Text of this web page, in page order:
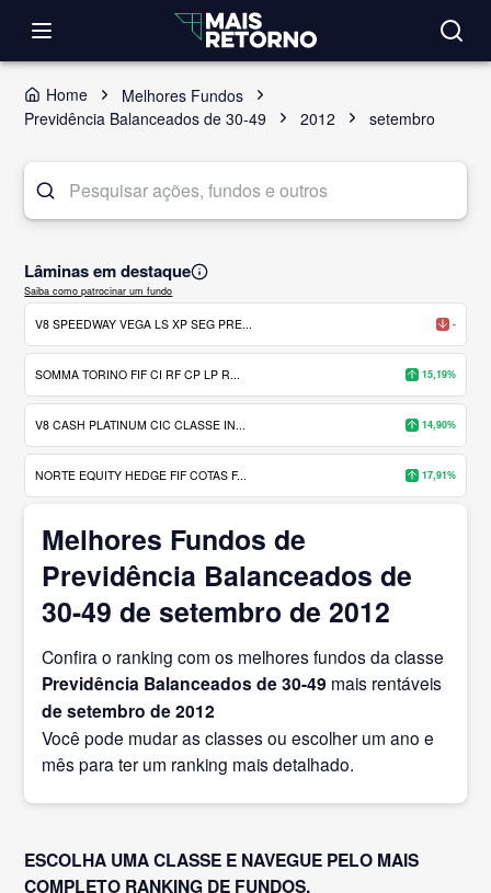
Home
Melhores Fundos
Previdência Balanceados de 30-49
2012 setembro
Lâminas em destaque
Saiba como patrocinar um fundo
V8 SPEEDWAY VEGA LS XP SEG PRE... -
SOMMA TORINO FIF CI RF CP LP R... 15,19%
V8 CASH PLATINUM CIC CLASSE IN... 14,90%
NORTE EQUITY HEDGE FIF COTAS F... 17,91%
Melhores Fundos de
Previdência Balanceados de
30-49 de setembro de 2012
Confira o ranking com os melhores fundos da classe
Previdência Balanceados de 30-49 mais rentáveis
de setembro de 2012
Você pode mudar as classes ou escolher um ano e
mês para ter um ranking mais detalhado.
ESCOLHA UMA CLASSE E NAVEGUE PELO MAIS
COMPLETO RANKING DE FUNDOS.